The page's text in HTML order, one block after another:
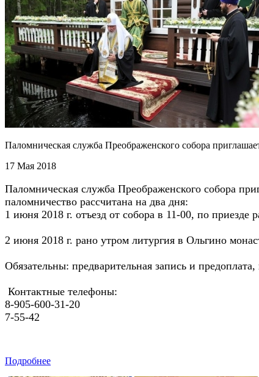
Паломническая служба Преображенского собора
17 Мая 2018
Паломническая служба Преображенского собора
паломничество рассчитана на два дня:
1 июня 2018 г. отъезд от собора в 11-00, по
2 июня 2018 г. рано утром литургия в Ольгино
Обязательны: предварительная запись и
Контактные телефоны:
8-905-600-31-20
7-55-42
Подробнее